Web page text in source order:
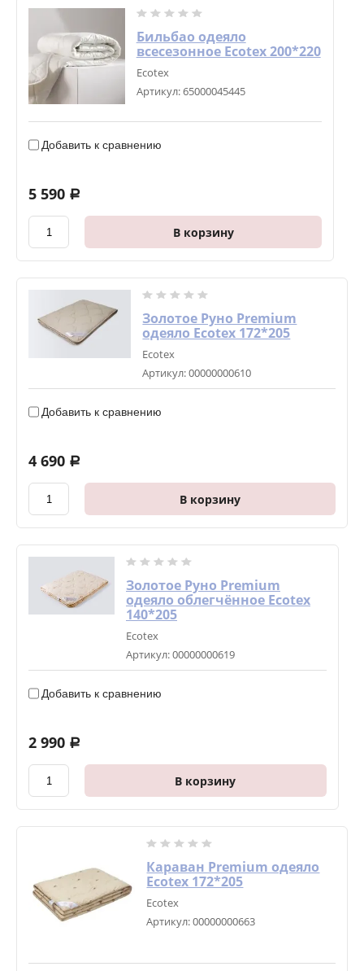
Бильбао одеяло
всесезонное Ecotex 200*220
Ecotex
Артикул:65000045445
Добавить к сравнению
5 590 a
В корзину
Золотое Руно Premium
одеяло Ecotex 172*205
Ecotex
Артикул:00000000610
Добавить к сравнению
4 690 a
В корзину
Золотое Руно Premium
одеяло облегчённое Ecotex
140*205
Ecotex
Артикул:00000000619
Добавить к сравнению
2 990 a
В корзину
Караван Premium одеяло
Ecotex 172*205
Ecotex
Артикул:00000000663